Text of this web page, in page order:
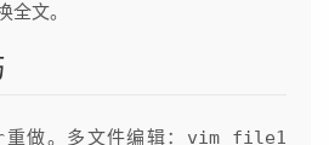
全文。
重做。多文件编辑： vim file1